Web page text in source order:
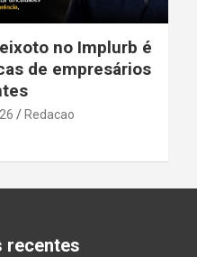
no Implurb é
de empresários
Redacao
recentes